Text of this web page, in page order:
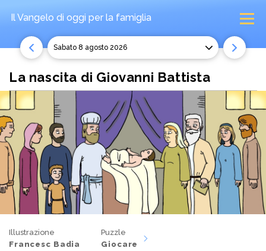
Il Vangelo di oggi per la famiglia
sabato 8 agosto 2026
La nascita di Giovanni Battista
Illustrazione
Francesc Badia
Puzzle
Giocare